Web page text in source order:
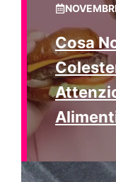
Cosa